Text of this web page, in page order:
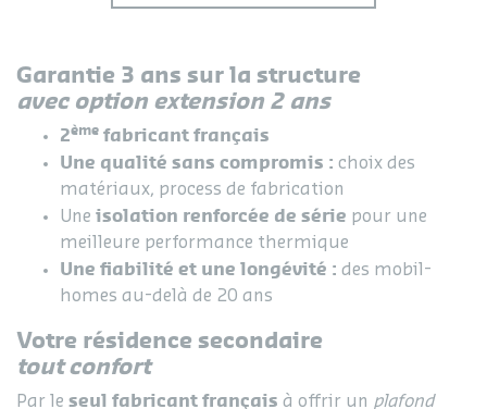
Garantie 3 ans sur la structure
avec option extension 2 ans
2ème fabricant français
Une qualité sans compromis : choix des
matériaux, process de fabrication
Une isolation renforcée de série pour une
meilleure performance thermique
Une fiabilité et une longévité : des mobil-
homes au-delà de 20 ans
Votre résidence secondaire
tout confort
Par le seul fabricant français à offrir un plafond